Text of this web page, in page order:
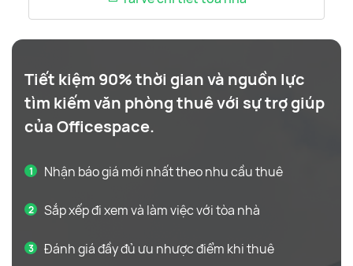
Tiết kiệm 90% thời gian và nguồn lực
tìm kiếm văn phòng thuê với sự trợ giúp
của Officespace.
Nhận báo giá mới nhất theo nhu cầu thuê
Sắp xếp đi xem và làm việc với tòa nhà
Đánh giá đầy đủ ưu nhược điểm khi thuê